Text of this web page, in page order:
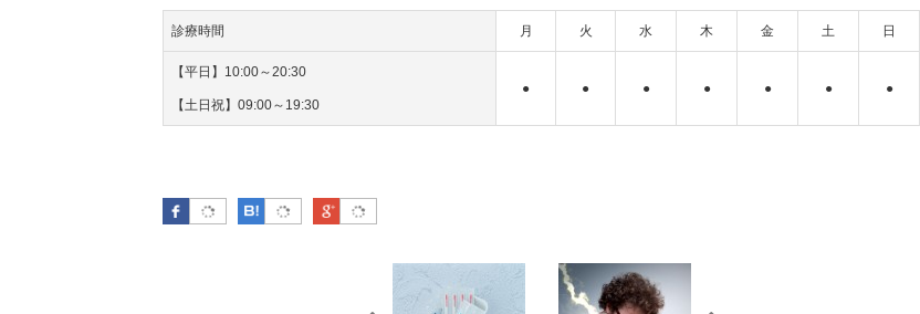
診療時間 月 火 水 木 金 土 日
【平日】10:00～20:30
【土日祝】09:00～19:30
● ● ● ● ● ● ●
Facebook はてなブックマーク
Google Plus